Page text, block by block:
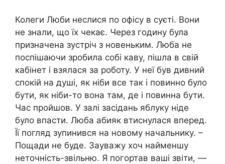
Колеги Люби неслися по офісу в суєті. Вони
не знали, що їх чекає. Через годину була
призначена зустріч з новеньким. Люба не
поспішаючи зробила собі каву, пішла в свій
кабінет і взялася за роботу. У неї був дивний
спокій на душі, як ніби все так і повинно було
бути, як ніби-то вона там, де і повинна бути.
Час пройшов. У залі засідань яблуку ніде
було впасти. Люба абияк втиснулася вперед.
Її погляд зупинився на новому начальнику. –
Пощади не буде. Зауважу хоч найменшу
неточність-звільню. Я погортав ваші звіти, —